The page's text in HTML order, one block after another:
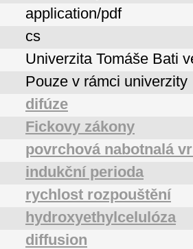
application/pdf
cs
Univerzita Tomáše Bati
Pouze v rámci univerzity
difúze
Fickovy zákony
povrchová nabotnalá
indukční perioda
rychlost rozpouštění
hydroxyethylcelulóza
diffusion